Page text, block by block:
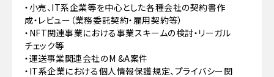
・小売、IT系企業等を中心とした各種会社の契約書作
成・レビュー（業務委託契約・雇用契約等）
・NFT関連事業における事業スキームの検討・リーガル
チェック等
・運送事業関連会社のM &A案件
・IT系企業における個人情報保護規定、プライバシー関